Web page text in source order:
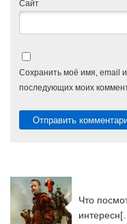
Сайт
Сохранить моё имя, email
последующих моих
Что